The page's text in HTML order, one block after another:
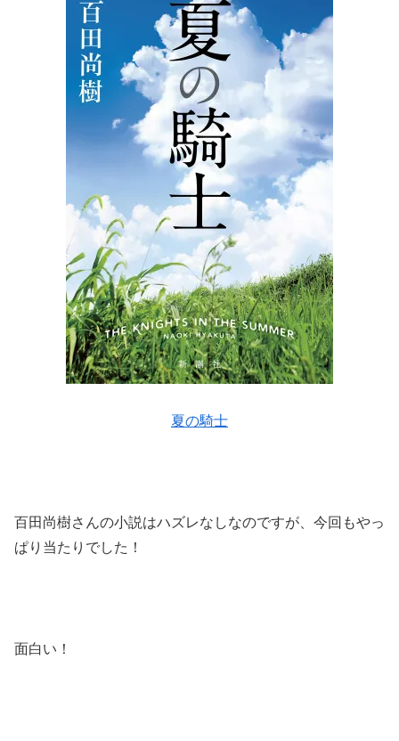
夏の騎士
百田尚樹さんの小説はハズレなしなのですが、今回もやっ
ぱり当たりでした！
面白い！